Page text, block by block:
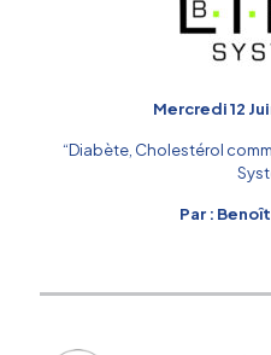
Mercredi 12
“Diabète, Cholestérol
Par :